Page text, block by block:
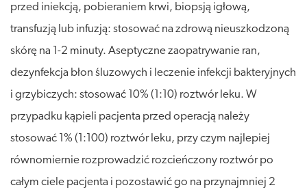
przed iniekcją, pobieraniem krwi, biopsją igłową,
transfuzją lub infuzją: stosować na zdrową nieuszkodzoną
skórę na 1-2 minuty. Aseptyczne zaopatrywanie ran,
dezynfekcja błon śluzowych i leczenie infekcji bakteryjnych
i grzybiczych: stosować 10% (1:10) roztwór leku. W
przypadku kąpieli pacjenta przed operacją należy
stosować 1% (1:100) roztwór leku, przy czym najlepiej
równomiernie rozprowadzić rozcieńczony roztwór po
całym ciele pacjenta i pozostawić go na przynajmniej 2